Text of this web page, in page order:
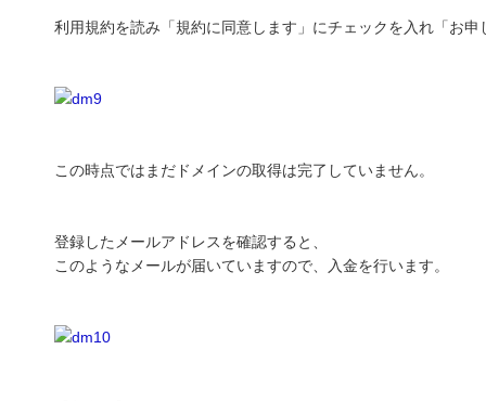
利用規約を読み「規約に同意します」にチェックを入れ「お
この時点ではまだドメインの取得は完了していません。
登録したメールアドレスを確認すると、
このようなメールが届いていますので、入金を行います。